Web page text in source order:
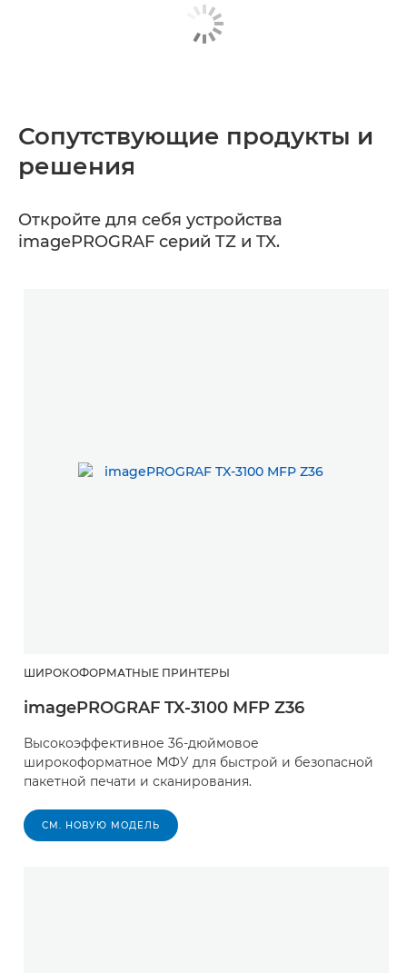
Сопутствующие продукты и
решения
Откройте для себя устройства
imagePROGRAF серий TZ и TX.
ШИРОКОФОРМАТНЫЕ ПРИНТЕРЫ
imagePROGRAF TX-3100 MFP Z36
Высокоэффективное 36-дюймовое
широкоформатное МФУ для быстрой и безопасной
пакетной печати и сканирования.
СМ. НОВУЮ МОДЕЛЬ